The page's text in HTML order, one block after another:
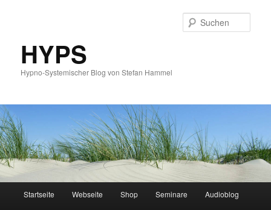
HYPS
Hypno-Systemischer Blog von Stefan Hammel
Zum
Zum
Startseite Webseite Shop Seminare Audioblog